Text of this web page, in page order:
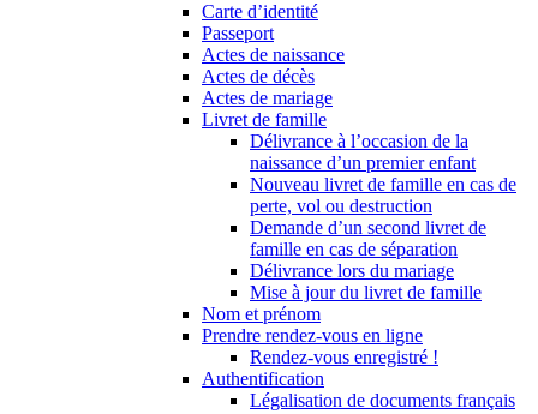
Carte d’identité
Passeport
Actes de naissance
Actes de décès
Actes de mariage
Livret de famille
Délivrance à l’occasion de la
naissance d’un premier enfant
Nouveau livret de famille en cas de
perte, vol ou destruction
Demande d’un second livret de
famille en cas de séparation
Délivrance lors du mariage
Mise à jour du livret de famille
Nom et prénom
Prendre rendez-vous en ligne
Rendez-vous enregistré !
Authentification
Légalisation de documents français